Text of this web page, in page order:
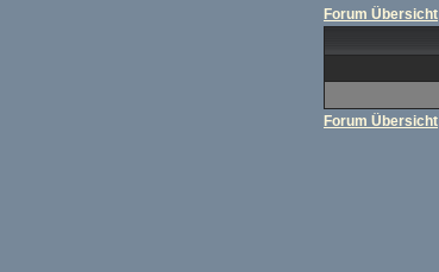
Forum Übersicht
Forum Übersicht